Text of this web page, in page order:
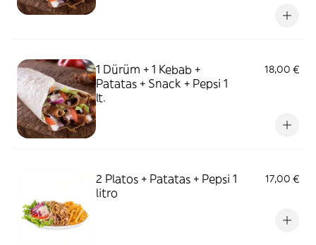
1 Dürüm + 1 Kebab +
Patatas + Snack + Pepsi 1
lt.
18,00 €
2 Platos + Patatas + Pepsi 1
litro
17,00 €